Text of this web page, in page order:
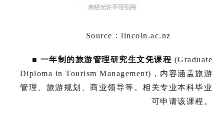
Source：lincoln.ac.nz
■ 一年制的旅游管理研究生文凭课程 (Graduate
Diploma in Tourism Management)，内容涵盖旅游
管理、旅游规划、商业领导等。相关专业本科毕业
可申请该课程。